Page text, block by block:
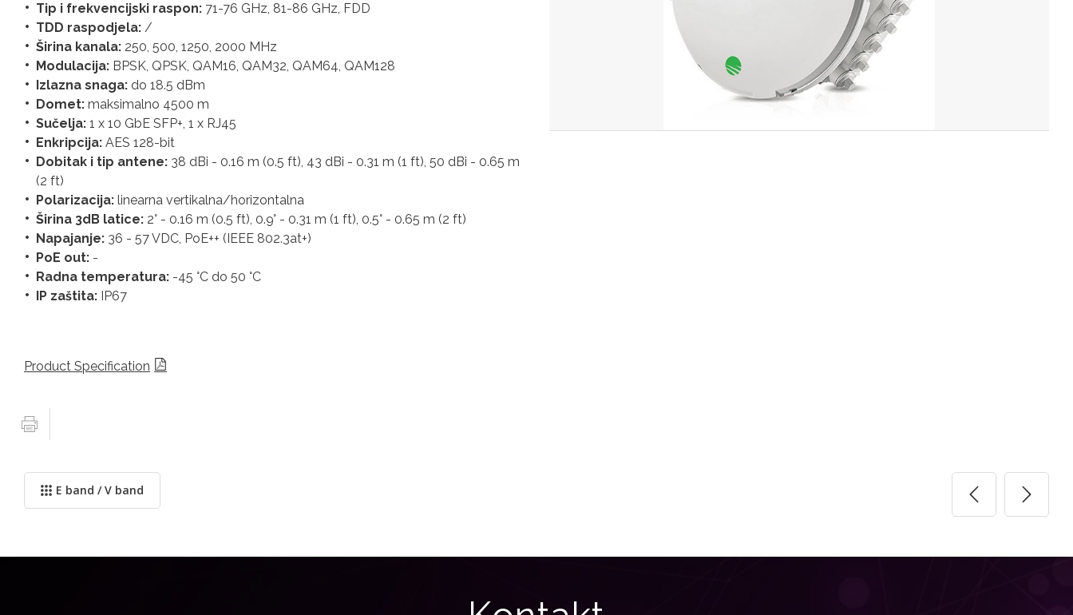
Tip i frekvencijski raspon: 71-76 GHz, 81-86 GHz, FDD
TDD raspodjela: /
Širina kanala: 250, 500, 1250, 2000 MHz
Modulacija: BPSK, QPSK, QAM16, QAM32, QAM64, QAM128
Izlazna snaga: do 18.5 dBm
Domet: maksimalno 4500 m
Sučelja: 1 x 10 GbE SFP+, 1 x RJ45
Enkripcija: AES 128-bit
Dobitak i tip antene: 38 dBi - 0.16 m (0.5 ft), 43 dBi - 0.31 m (1 ft), 50 dBi - 0.65 m
(2 ft)
Polarizacija: linearna vertikalna/horizontalna
Širina 3dB latice: 2° - 0.16 m (0.5 ft), 0.9° - 0.31 m (1 ft), 0.5° - 0.65 m (2 ft)
Napajanje: 36 - 57 VDC, PoE++ (IEEE 802.3at+)
PoE out: -
Radna temperatura: -45 °C do 50 °C
IP zaštita: IP67
Product Specification
E band / V band